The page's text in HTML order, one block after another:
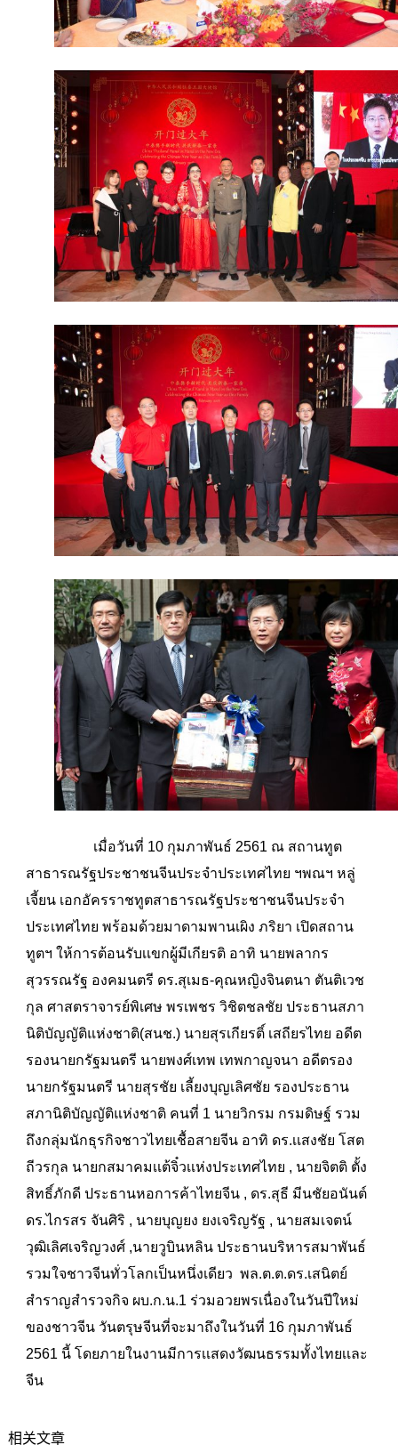
เมื่อวันที่ 10 กุมภาพันธ์ 2561 ณ สถานทูต
สาธารณรัฐประชาชนจีนประจำประเทศไทย ฯพณฯ หลู่
เจี้ยน เอกอัครราชทูตสาธารณรัฐประชาชนจีนประจำ
ประเทศไทย พร้อมด้วยมาดามพานเผิง ภริยา เปิดสถาน
ทูตฯ ให้การต้อนรับเเขกผู้มีเกียรติ อาทิ นายพลากร
สุวรรณรัฐ องคมนตรี ดร.สุเมธ-คุณหญิงจินตนา ตันติเวช
กุล ศาสตราจารย์พิเศษ พรเพชร วิชิตชลชัย ประธานสภา
นิติบัญญัติแห่งชาติ(สนช.) นายสุรเกียรติ์ เสถียรไทย อดีต
รองนายกรัฐมนตรี นายพงศ์เทพ เทพกาญจนา อดีตรอง
นายกรัฐมนตรี นายสุรชัย เลี้ยงบุญเลิศชัย รองประธาน
สภานิติบัญญัติแห่งชาติ คนที่ 1 นายวิกรม กรมดิษฐ์ รวม
ถึงกลุ่มนักธุรกิจชาวไทยเชื้อสายจีน อาทิ ดร.เเสงชัย โสต
ถีวรกุล นายกสมาคมเเต้จิ๋วเเห่งประเทศไทย , นายจิตติ ตั้ง
สิทธิ์ภักดี ประธานหอการค้าไทยจีน , ดร.สุธี มีนชัยอนันต์
ดร.ไกรสร จันศิริ , นายบุญยง ยงเจริญรัฐ , นายสมเจตน์
วุฒิเลิศเจริญวงศ์ ,นายวูบินหลิน ประธานบริหารสมาพันธ์
รวมใจชาวจีนทั่วโลกเป็นหนึ่งเดียว พล.ต.ต.ดร.เสนิตย์
สำราญสำรวจกิจ ผบ.ก.น.1 ร่วมอวยพรเนื่องในวันปีใหม่
ของชาวจีน วันตรุษจีนที่จะมาถึงในวันที่ 16 กุมภาพันธ์
2561 นี้ โดยภายในงานมีการเเสดงวัฒนธรรมทั้งไทยเเละ
จีน
相关文章